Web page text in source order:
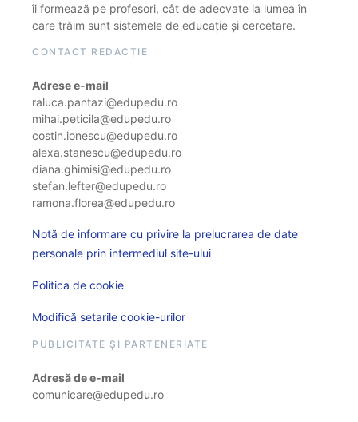
îi formează pe profesori, cât de adecvate la lumea în
care trăim sunt sistemele de educație și cercetare.
CONTACT REDACȚIE
Adrese e-mail
raluca.pantazi@edupedu.ro
mihai.peticila@edupedu.ro
costin.ionescu@edupedu.ro
alexa.stanescu@edupedu.ro
diana.ghimisi@edupedu.ro
stefan.lefter@edupedu.ro
ramona.florea@edupedu.ro
Notă de informare cu privire la prelucrarea de date
personale prin intermediul site-ului
Politica de cookie
Modifică setarile cookie-urilor
PUBLICITATE ȘI PARTENERIATE
Adresă de e-mail
comunicare@edupedu.ro